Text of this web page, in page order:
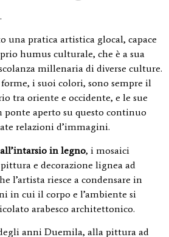
una pratica artistica glocal, capace
humus culturale, che è a sua
millenaria di diverse culture.
i suoi colori, sono sempre il
tra oriente e occidente, e le sue
ponte aperto su questo continuo
relazioni d’immagini.
in legno, i mosaici
e decorazione lignea ad
l’artista riesce a condensare in
in cui il corpo e l’ambiente si
arabesco architettonico.
anni Duemila, alla pittura ad